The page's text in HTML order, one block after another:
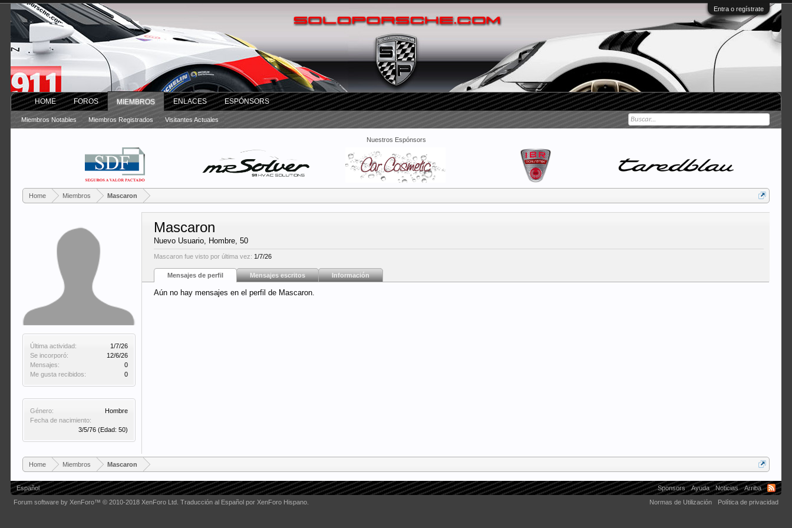
Entra o regístrate
Nuestros Espónsors
Home Miembros Mascaron
Última actividad:
1/7/26
Se incorporó:
12/6/26
Mensajes:
0
Me gusta recibidos:
0
Género:
Hombre
Fecha de nacimiento:
3/5/76 (Edad: 50)
Mascaron
Nuevo Usuario, Hombre, 50
Mascaron fue visto por última vez: 1/7/26
Mensajes de perfil Mensajes escritos Información
Aún no hay mensajes en el perfil de Mascaron.
Home Miembros Mascaron
HOME FOROS MIEMBROS
Miembros Notables Miembros Registrados Visitantes Actuales
ENLACES ESPÓNSORS
Español Sponsors Ayuda Noticias
Arriba
Normas de Utilización
Política de privacidad
Forum software by XenForo™© 2010-2018 XenForo Ltd. Traducción al Español por XenForo Hispano.